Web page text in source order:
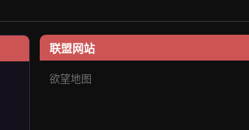
联盟网站
欲望地图